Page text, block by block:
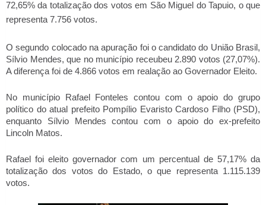
72,65% da totalização dos votos em São Miguel do Tapuio, o que
representa 7.756 votos.
O segundo colocado na apuração foi o candidato do União Brasil,
Sílvio Mendes, que no município receubeu 2.890 votos (27,07%).
A diferença foi de 4.866 votos em realação ao Governador Eleito.
No município Rafael Fonteles contou com o apoio do grupo
político do atual prefeito Pompílio Evaristo Cardoso Filho (PSD),
enquanto Sílvio Mendes contou com o apoio do ex-prefeito
Lincoln Matos.
Rafael foi eleito governador com um percentual de 57,17% da
totalização dos votos do Estado, o que representa 1.115.139
votos.